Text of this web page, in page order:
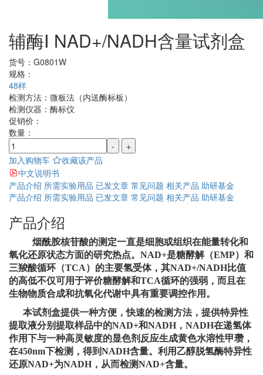
辅酶Ⅰ NAD+/NADH含量试剂盒
货号： G0801W
规格：
48样
检测方法： 微板法（内送酶标板）
检测仪器： 酶标仪
促销价：
数量：
-
+
加入购物车
收藏该产品
中文说明书
产品介绍 所需实验用品 已发文章 常见问题 相关产品 助研基金
产品介绍 所需实验用品 已发文章 常见问题 相关产品 助研基金
产品介绍
烟酰胺核苷酸的测定一直是细胞或组织在能量转化和
氧化还原状态方面的研究热点。NAD+是糖酵解（EMP）和
三羧酸循环（TCA）的主要氢受体，其NAD+/NADH比值
的高低不仅可用于评价糖酵解和TCA循环的强弱，而且在
生物物质合成和抗氧化代谢中具有重要调控作用。
本试剂盒提供一种方便，快速的检测方法，提供特异性
提取液分别提取样品中的NAD+和NADH，NADH在递氢体
作用下与一种高灵敏度的显色剂反应生成黄色水溶性甲瓒，
在450nm下检测，得到NADH含量。利用乙醇脱氢酶特异性
还原NAD+为NADH，从而检测NAD+含量。